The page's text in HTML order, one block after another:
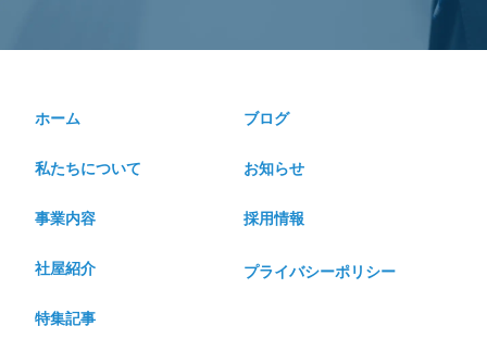
ホーム
私たちについて
社屋紹介
事業内容
特集記事
ブログ
お知らせ
採用情報
プライバシーポリシー